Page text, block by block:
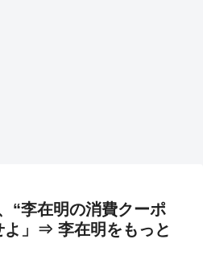
“李在明の消費クーポ
よ」⇒ 李在明をもっと